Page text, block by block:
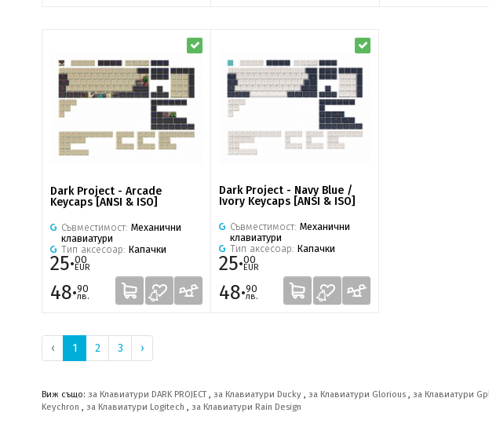
Dark Project - Arcade
Keycaps [ANSI & ISO]
Съвместимост: Механични
клавиатури
Тип аксесоар: Капачки
25·00
EUR
48·90
лв.
Dark Project - Navy Blue /
Ivory Keycaps [ANSI & ISO]
Съвместимост: Механични
клавиатури
Тип аксесоар: Капачки
25·00
EUR
48·90
лв.
‹ 1 2 3 ›
Виж също: за Клавиатури DARK PROJECT , за Клавиатури Ducky , за Клавиатури Glorious , за Клавиатури
Keychron , за Клавиатури Logitech , за Клавиатури Rain Design